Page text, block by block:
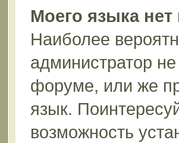
Моего языка нет
Наиболее
администратор
форуме, или же
язык.
возможность